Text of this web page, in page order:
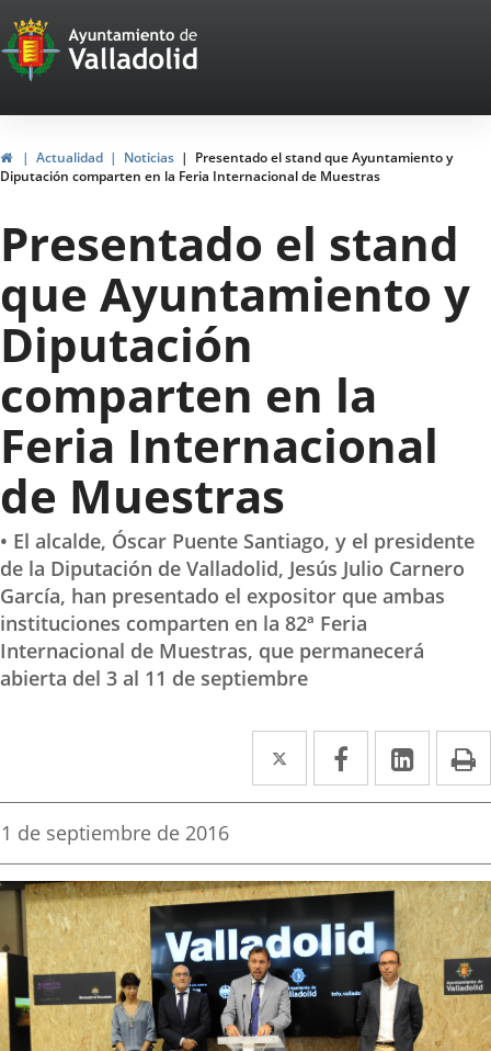
Portal
Web
del
Ayuntamiento
de
Valladolid
InicioActualidad Noticias
Presentado el stand que Ayuntamiento y
Diputación comparten en la Feria Internacional de Muestras
Presentado el stand
que Ayuntamiento y
Diputación
comparten en la
Feria Internacional
de Muestras
• El alcalde, Óscar Puente Santiago, y el presidente
de la Diputación de Valladolid, Jesús Julio Carnero
García, han presentado el expositor que ambas
instituciones comparten en la 82ª Feria
Internacional de Muestras, que permanecerá
abierta del 3 al 11 de septiembre
Twitter
Enlace
a
aplicación
externa.
Facebook
Enlace
a
aplicación
externa.
Enlace
a
Fecha
la
noticia
1 de septiembre de 2016